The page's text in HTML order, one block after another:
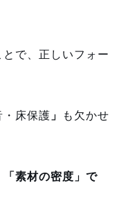
で、正しいフォー
・床保護 」
も欠かせ
素材の密度」で